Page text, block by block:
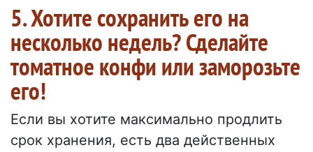
5. Хотите сохранить его на
несколько недель? Сделайте
томатное конфи или заморозьте
его!
Если вы хотите максимально продлить
срок хранения, есть два действенных